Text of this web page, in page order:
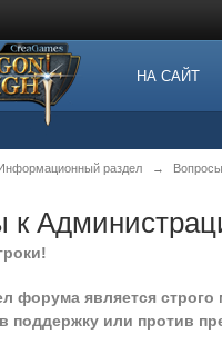
НА САЙТ
раздел →
к
форума является
поддержку или против